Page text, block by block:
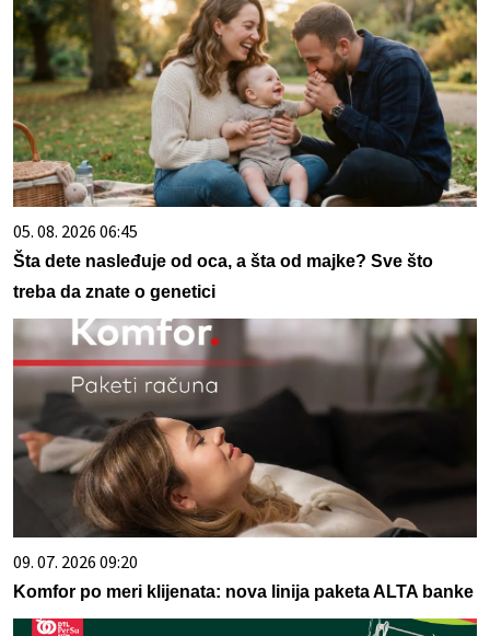
05. 08. 2026 06:45
Šta dete nasleđuje od oca, a šta od majke? Sve što
treba da znate o genetici
09. 07. 2026 09:20
Komfor po meri klijenata: nova linija paketa ALTA banke